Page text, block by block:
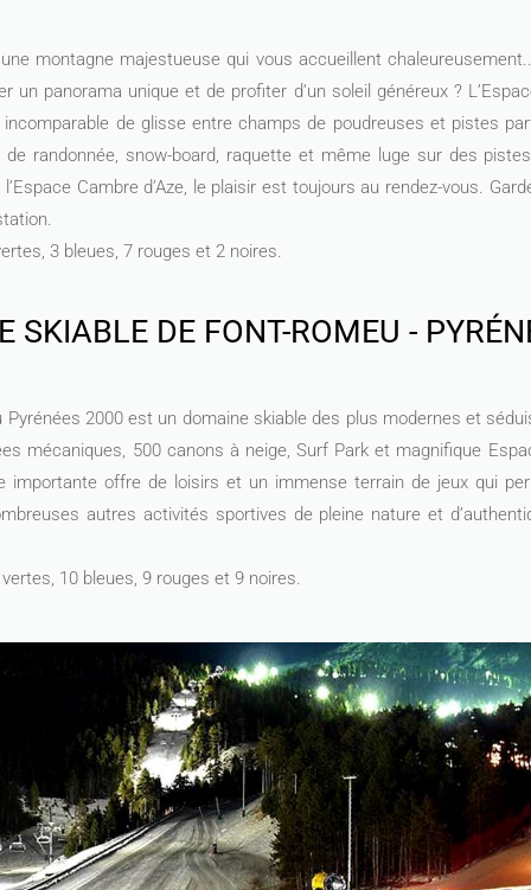
montagne majestueuse qui vous accueillent
un panorama unique et de profiter d’un soleil généreux ?
de glisse entre champs de poudreuses et pistes
randonnée, snow-board, raquette et même luge sur des
Cambre d’Aze, le plaisir est toujours au rendez-vous.
3 bleues, 7 rouges et 2 noires.
SKIABLE DE FONT-ROMEU -
Pyrénées 2000 est un domaine skiable des plus modernes et
mécaniques, 500 canons à neige, Surf Park et magnifique
importante offre de loisirs et un immense terrain de jeux qui
autres activités sportives de pleine nature et
10 bleues, 9 rouges et 9 noires.